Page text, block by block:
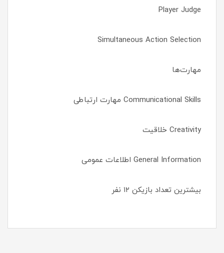
Player Judge
Simultaneous Action Selection
مهارت‌ها
Communicational Skills مهارت ارتباطی
Creativity خلاقیت
General Information اطلاعات عمومی
بیشترین تعداد بازیکن ۱۲ نفر